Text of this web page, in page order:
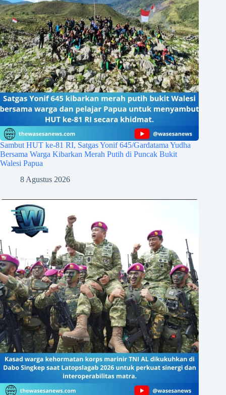
Sambut HUT ke-81 RI, Satgas Yonif 645/Gardatama Yudha
Bersama Warga Kibarkan Merah Putih di Puncak Bukit
Walesi Papua
8 Agustus 2026